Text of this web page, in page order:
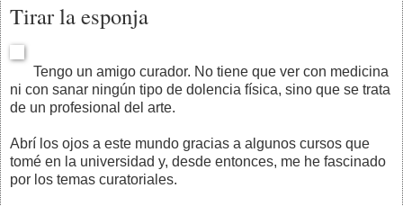
Tirar la esponja
Tengo un amigo curador. No tiene que ver con medicina
ni con sanar ningún tipo de dolencia física, sino que se trata
de un profesional del arte.
Abrí los ojos a este mundo gracias a algunos cursos que
tomé en la universidad y, desde entonces, me he fascinado
por los temas curatoriales.